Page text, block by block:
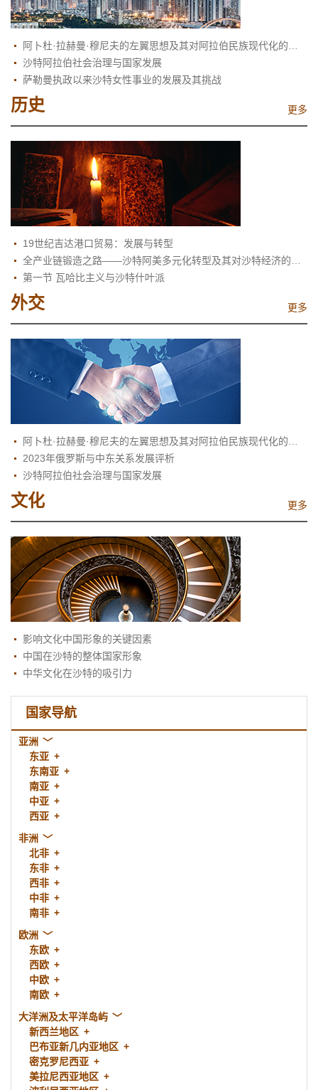
沙特阿拉伯社会治理与国家发展
萨勒曼执政以来沙特女性事业的发展及其挑战
历史 更多
19世纪吉达港口贸易：发展与转型
第一节 瓦哈比主义与沙特什叶派
外交 更多
2023年俄罗斯与中东关系发展评析
沙特阿拉伯社会治理与国家发展
文化 更多
影响文化中国形象的关键因素
中国在沙特的整体国家形象
中华文化在沙特的吸引力
国家导航
亚洲
东亚
东南亚
南亚
中亚
西亚
非洲
北非
东非
西非
中非
南非
欧洲
东欧
西欧
中欧
南欧
大洋洲及太平洋岛屿
新西兰地区
巴布亚新几内亚地区
密克罗尼西亚
美拉尼西亚地区